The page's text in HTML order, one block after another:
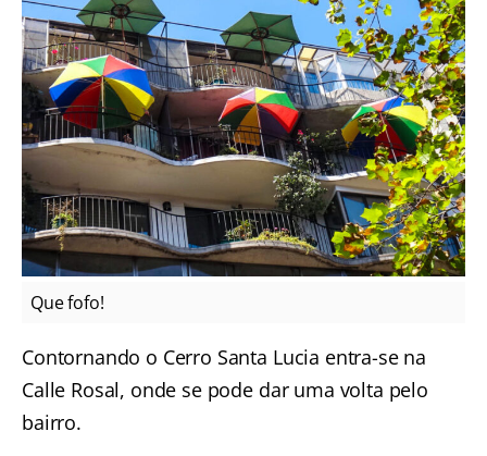
Que fofo!
Contornando o Cerro Santa Lucia entra-se na
Calle Rosal, onde se pode dar uma volta pelo
bairro.